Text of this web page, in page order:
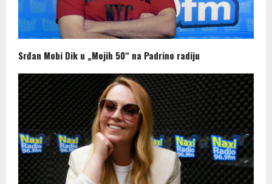
Srđan Mobi Dik u „Mojih 50“ na Padrino radiju